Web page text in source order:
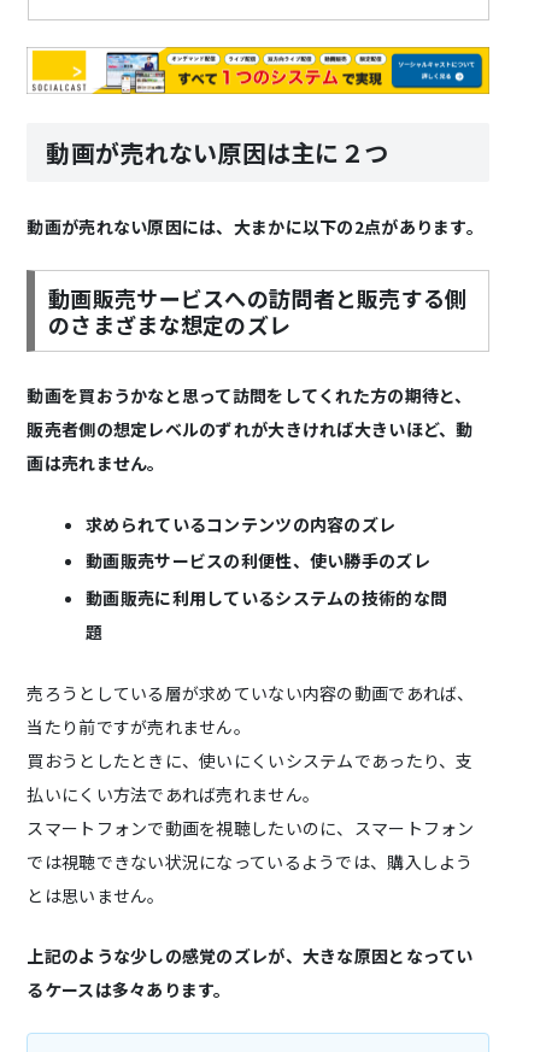
動画が売れない原因は主に２つ
動画が売れない原因には、大まかに以下の2点があります。
動画販売サービスへの訪問者と販売する側
のさまざまな想定のズレ
動画を買おうかなと思って訪問をしてくれた方の期待と、
販売者側の想定レベルのずれが大きければ大きいほど、動
画は売れません。
求められているコンテンツの内容のズレ
動画販売サービスの利便性、使い勝手のズレ
動画販売に利用しているシステムの技術的な問
題
売ろうとしている層が求めていない内容の動画であれば、
当たり前ですが売れません。
買おうとしたときに、使いにくいシステムであったり、支
払いにくい方法であれば売れません。
スマートフォンで動画を視聴したいのに、スマートフォン
では視聴できない状況になっているようでは、購入しよう
とは思いません。
上記のような少しの感覚のズレが、大きな原因となってい
るケースは多々あります。